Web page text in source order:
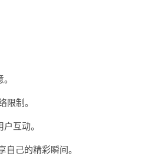
制。
互动。
己的精彩瞬间。